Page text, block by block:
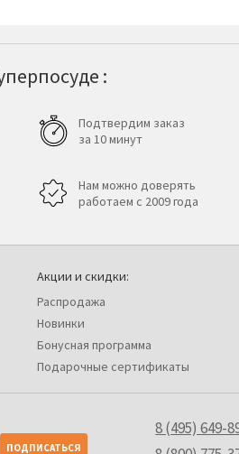
:
Подтвердим заказ
за 10 минут
Нам можно доверять
работаем с 2009 года
Акции и скидки:
Распродажа
Новинки
Бонусная программа
Подарочные сертификаты
8 (495) 649-